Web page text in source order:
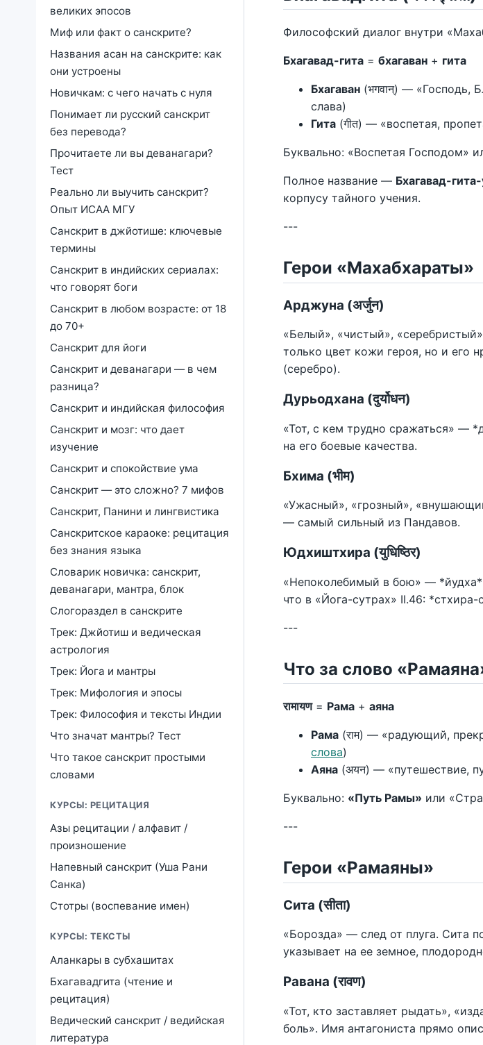
великих эпосов
Миф или факт о санскрите?
Названия асан на санскрите: как
они устроены
Новичкам: с чего начать с нуля
Понимает ли русский санскрит
без перевода?
Прочитаете ли вы деванагари?
Тест
Реально ли выучить санскрит?
Опыт ИСАА МГУ
Санскрит в джйотише: ключевые
термины
Санскрит в индийских сериалах:
что говорят боги
Санскрит в любом возрасте: от 18
до 70+
Санскрит для йоги
Санскрит и деванагари — в чем
разница?
Санскрит и индийская философия
Санскрит и мозг: что дает
изучение
Санскрит и спокойствие ума
Санскрит — это сложно? 7 мифов
Санскрит, Панини и лингвистика
Санскритское караоке: рецитация
без знания языка
Словарик новичка: санскрит,
деванагари, мантра, блок
Слогораздел в санскрите
Трек: Джйотиш и ведическая
астрология
Трек: Йога и мантры
Трек: Мифология и эпосы
Трек: Философия и тексты Индии
Что значат мантры? Тест
Что такое санскрит простыми
словами
КУРСЫ: РЕЦИТАЦИЯ
Азы рецитации / алфавит /
произношение
Напевный санскрит (Уша Рани
Санка)
Стотры (воспевание имен)
КУРСЫ: ТЕКСТЫ
Аланкары в субхашитах
Бхагавадгита (чтение и
рецитация)
Ведический санскрит / ведийская
литература
Философский диалог внутри
Бхагавад-гита = бхагаван + гита
Бхагаван (भगवान्) — «Господь,
слава)
Гита (गीत) — «воспетая,
Буквально: «Воспетая Господом»
Полное название — Бхагавад-
корпусу тайного учения.
---
Герои «Махабхараты»
Арджуна (अर्जुन)
«Белый», «чистый»,
только цвет кожи героя, но и его
(серебро).
Дурьодхана (दुर्योधन)
«Тот, с кем трудно сражаться» —
на его боевые качества.
Бхима (भीम)
«Ужасный», «грозный»,
— самый сильный из Пандавов.
Юдхиштхира (युधिष्ठिर)
«Непоколебимый в бою» —
что в «Йога-сутрах» II.46: *стхира-
---
Что за слово
रामायण= Рама + аяна
Рама (राम) — «радующий,
слова)
Аяна (अयन) — «путешествие,
Буквально: «Путь Рамы» или
---
Герои «Рамаяны»
Сита (सीता)
«Борозда» — след от плуга. Сита
указывает на ее земное,
Равана (रावण)
«Тот, кто заставляет рыдать»,
боль». Имя антагониста прямо